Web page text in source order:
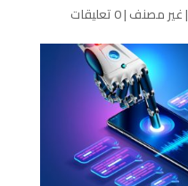
|غير مصنف|0 تعليقات